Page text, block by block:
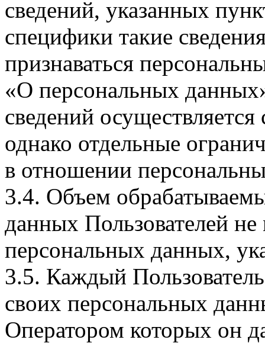
сведений, указанных
специфики такие
признаваться
«О персональных
сведений
однако отдельные
в отношении
3.4. Объем
данных Пользователей
персональных данных,
3.5. Каждый
своих персональных
Оператором которых он